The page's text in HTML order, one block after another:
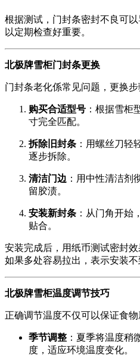
根据测试，门封条密封不良可
以定期检查好重要。
北极牌雪柜门封条更换
门封条老化係常见问题，更换步
购买合适型号 ：根据雪柜
寸完全匹配。
拆除旧封条 ：用螺丝刀轻
逐步拆除。
清洁门边 ：用中性清洁剂
留胶渍。
安装新封条 ：从门角开始
贴合。
安装完成后，用纸币测试密封
如果多处容易拉出，表示安装不
北极牌雪柜温度调节技巧
正确调节温度不仅可以保证食
季节调整 ：夏季将温度稍
度，适应环境温度变化。